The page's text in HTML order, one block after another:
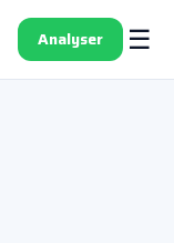
Analyser ☰